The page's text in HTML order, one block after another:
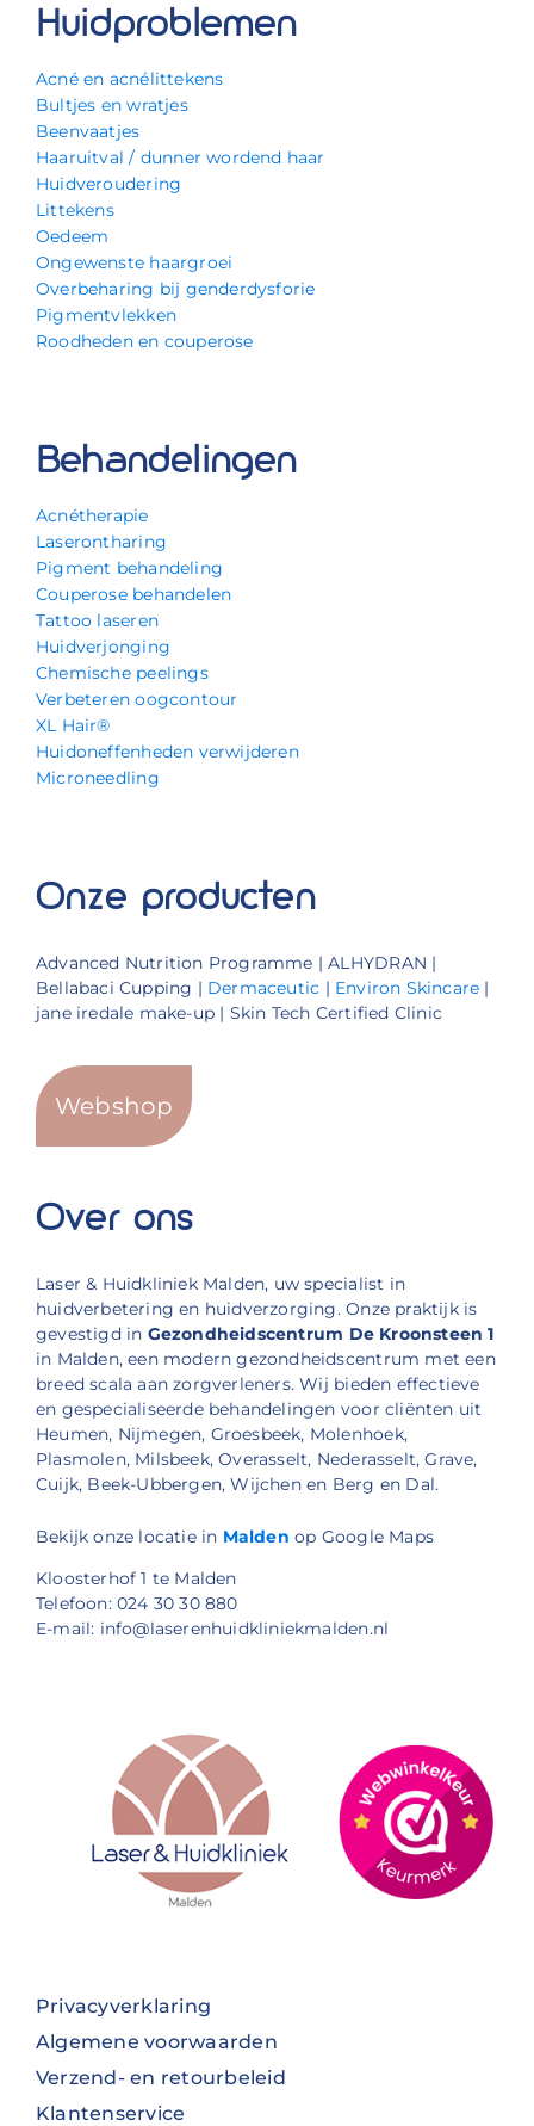
Huidproblemen
Acné en acnélittekens
Bultjes en wratjes
Beenvaatjes
Haaruitval / dunner wordend haar
Huidveroudering
Littekens
Oedeem
Ongewenste haargroei
Overbeharing bij genderdysforie
Pigmentvlekken
Roodheden en couperose
Behandelingen
Acnétherapie
Laserontharing
Pigment behandeling
Couperose behandelen
Tattoo laseren
Huidverjonging
Chemische peelings
Verbeteren oogcontour
XL Hair®
Huidoneffenheden verwijderen
Microneedling
Onze producten
Advanced Nutrition Programme | ALHYDRAN |
Bellabaci Cupping | Dermaceutic | Environ Skincare |
jane iredale make-up | Skin Tech Certified Clinic
Webshop
Over ons
Laser & Huidkliniek Malden, uw specialist in
huidverbetering en huidverzorging. Onze praktijk is
gevestigd in Gezondheidscentrum De Kroonsteen 1
in Malden, een modern gezondheidscentrum met een
breed scala aan zorgverleners. Wij bieden effectieve
en gespecialiseerde behandelingen voor cliënten uit
Heumen, Nijmegen, Groesbeek, Molenhoek,
Plasmolen, Milsbeek, Overasselt, Nederasselt, Grave,
Cuijk, Beek-Ubbergen, Wijchen en Berg en Dal.
Bekijk onze locatie in Malden op Google Maps
Kloosterhof 1 te Malden
Telefoon: 024 30 30 880
E-mail: info@laserenhuidkliniekmalden.nl
Privacyverklaring
Algemene voorwaarden
Verzend- en retourbeleid
Klantenservice